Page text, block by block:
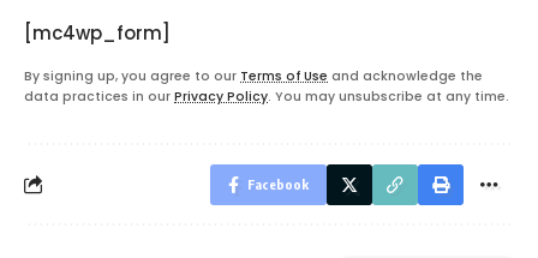
[mc4wp_form]
By signing up, you agree to our Terms of Use and acknowledge the
data practices in our Privacy Policy. You may unsubscribe at any time.
Facebook